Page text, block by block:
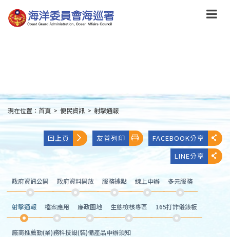
到
主
:::
現在位置： 首頁 > 便民資訊 > 射擊通報
回上頁 友善列印
FACEBOOK分享
LINE分享
政府資訊公開 政府資料開放 服務據點 線上申辦 多元服務
射擊通報 檔案應用 廉政園地 生態檢核專區 165打詐儀錶板
廠商推薦勤(業)務科技設(裝)備產品申辦須知